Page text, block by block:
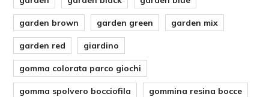
garden brown garden green garden mix
garden red giardino
gomma colorata parco giochi
gomma spolvero bocciofila gommina resina bocce